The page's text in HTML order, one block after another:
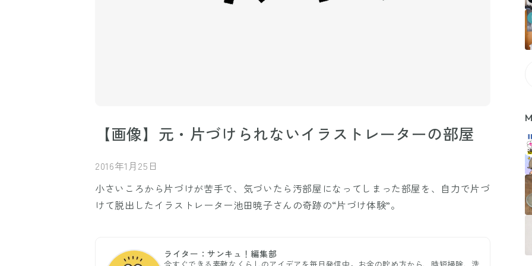
【画像】元・片づけられないイラストレーターの部屋
2016年1月25日
小さいころから片づけが苦手で、気づいたら汚部屋になってしまった部屋を、自力で片づ
けて脱出したイラストレーター池田暁子さんの奇跡の“片づけ体験”。
ライター：サンキュ！編集部